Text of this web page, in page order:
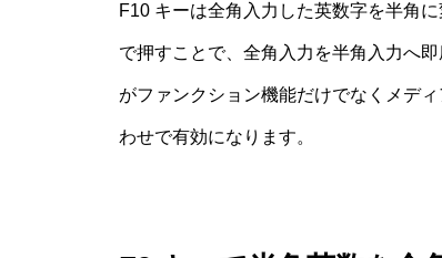
F10 キーは全角入力した英数字を半角
で押すことで、全角入力を半角入力へ
がファンクション機能だけでなくメデ
わせで有効になります。